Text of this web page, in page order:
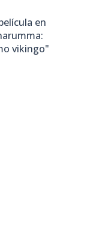
en
vikingo"